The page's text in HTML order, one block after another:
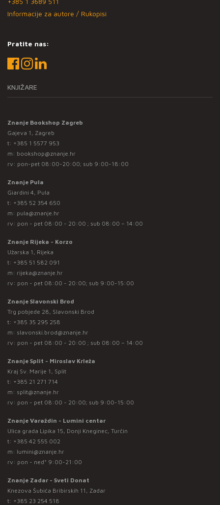
Informacije za autore / Rukopisi
Pratite nas:
KNJIŽARE
Znanje Bookshop Zagreb
Gajeva 1, Zagreb
t: +385 1 5577 953
m: bookshop@znanje.hr
rv: pon-pet 08:00-20:00; sub 9:00-18:00
Znanje Pula
Giardini 4, Pula
t: +385 52 354 650
m: pula@znanje.hr
rv: pon - pet 08:00 - 20:00 ; sub 08:00 – 14:00
Znanje Rijeka - Korzo
Užarska 1, Rijeka
t: +385 51 582 091
m: rijeka@znanje.hr
rv: pon - pet 08:00 - 20:00; sub 9:00-15:00
Znanje Slavonski Brod
Trg pobjede 28, Slavonski Brod
t: +385 35 295 258
m: slavonski.brod@znanje.hr
rv: pon - pet 08:00 - 20:00 ; sub 08:00 – 14:00
Znanje Split - Miroslav Krleža
Kraj Sv. Marije 1, Split
t: +385 21 271 714
m: split@znanje.hr
rv: pon - pet 08:00 - 20:00; sub 9:00-15:00
Znanje Varaždin - Lumini centar
Ulica grada Lipika 15, Donji Kneginec, Turčin
t: +385 42 555 002
m: lumini@znanje.hr
rv: pon - ned* 9:00-21:00
Znanje Zadar - Sveti Donat
Knezova Šubića Bribirskih 11, Zadar
t: +385 23 254 518